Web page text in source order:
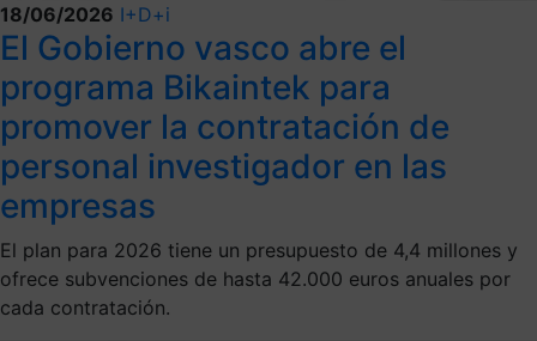
18/06/2026 I+D+i
El Gobierno vasco abre el
programa Bikaintek para
promover la contratación de
personal investigador en las
empresas
El plan para 2026 tiene un presupuesto de 4,4 millones y
ofrece subvenciones de hasta 42.000 euros anuales por
cada contratación.